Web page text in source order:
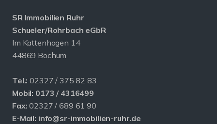
SR Immobilien Ruhr
Schueler/Rohrbach eGbR
Im Kattenhagen 14
44869 Bochum
Tel.: 02327 / 375 82 83
Mobil: 0173 / 4316499
Fax: 02327 / 689 61 90
E-Mail: info@sr-immobilien-ruhr.de